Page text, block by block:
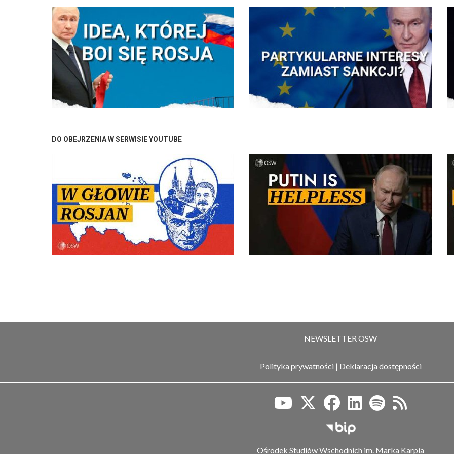
DO OBEJRZENIA W SERWISIE YOUTUBE
NEWSLETTER OSW
Polityka prywatności | Deklaracja dostępności
Biuletyn Informacji Publicznej
Ośrodek Studiów Wschodnich im. Marka Karpia